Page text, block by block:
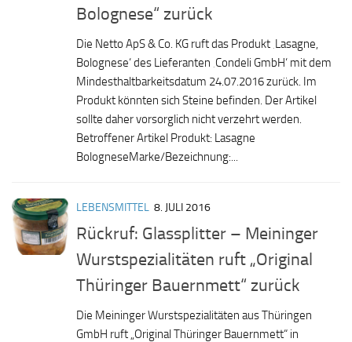
Bolognese“ zurück
Die Netto ApS & Co. KG ruft das Produkt ‚Lasagne,
Bolognese‘ des Lieferanten ‚Condeli GmbH‘ mit dem
Mindesthaltbarkeitsdatum 24.07.2016 zurück. Im
Produkt könnten sich Steine befinden. Der Artikel
sollte daher vorsorglich nicht verzehrt werden.
Betroffener Artikel Produkt: Lasagne
BologneseMarke/Bezeichnung:...
LEBENSMITTEL 8. JULI 2016
Rückruf: Glassplitter – Meininger
Wurstspezialitäten ruft „Original
Thüringer Bauernmett“ zurück
Die Meininger Wurstspezialitäten aus Thüringen
GmbH ruft „Original Thüringer Bauernmett“ in